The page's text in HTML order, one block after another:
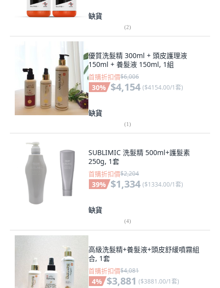
缺貨
(2)
優質洗髮精 300ml + 頭皮護理液
150ml + 養髮液 150ml, 1組
首購折扣價$6,006
30% $4,154 ($4154.00/1套)
缺貨
(1)
SUBLIMIC 洗髮精 500ml+護髮素
250g, 1套
首購折扣價$2,204
39% $1,334 ($1334.00/1套)
缺貨
(4)
高級洗髮精+養髮液+頭皮舒緩噴霧組
合, 1套
首購折扣價$4,081
4% $3,881 ($3881.00/1套)